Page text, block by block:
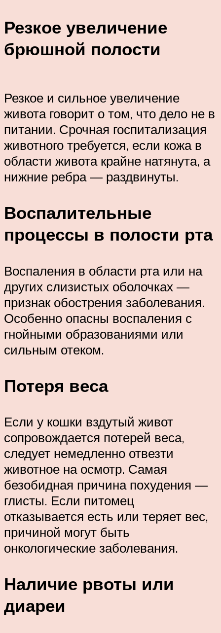
Резкое увеличение
брюшной полости
Резкое и сильное увеличение
живота говорит о том, что дело не в
питании. Срочная госпитализация
животного требуется, если кожа в
области живота крайне натянута, а
нижние ребра — раздвинуты.
Воспалительные
процессы в полости рта
Воспаления в области рта или на
других слизистых оболочках —
признак обострения заболевания.
Особенно опасны воспаления с
гнойными образованиями или
сильным отеком.
Потеря веса
Если у кошки вздутый живот
сопровождается потерей веса,
следует немедленно отвезти
животное на осмотр. Самая
безобидная причина похудения —
глисты. Если питомец
отказывается есть или теряет вес,
причиной могут быть
онкологические заболевания.
Наличие рвоты или
диареи